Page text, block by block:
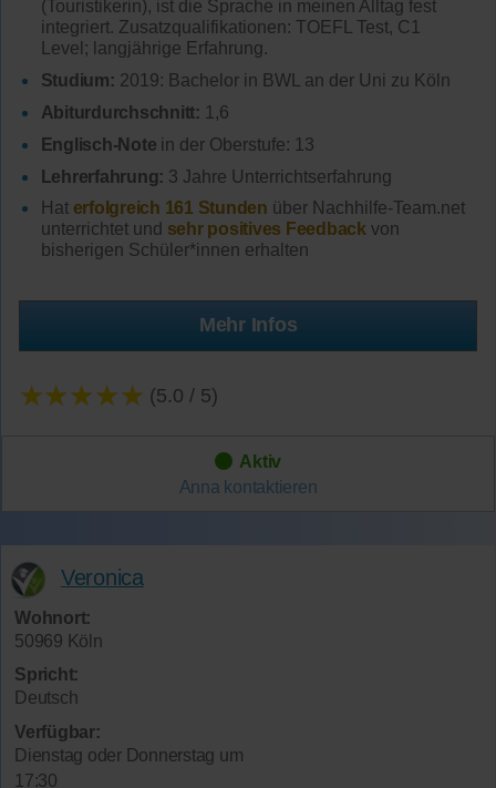
(Touristikerin), ist die Sprache in meinen Alltag fest
integriert. Zusatzqualifikationen: TOEFL Test, C1
Level; langjährige Erfahrung.
Studium: 2019: Bachelor in BWL an der Uni zu Köln
Abiturdurchschnitt: 1,6
Englisch-Note in der Oberstufe: 13
Lehrerfahrung: 3 Jahre Unterrichtserfahrung
Hat erfolgreich 161 Stunden über Nachhilfe-Team.net
unterrichtet und sehr positives Feedback von
bisherigen Schüler*innen erhalten
Mehr Infos
★★★★★ (5.0 / 5)
Aktiv
Anna kontaktieren
Veronica
Wohnort:
50969 Köln
Spricht:
Deutsch
Verfügbar:
Dienstag oder Donnerstag um
17:30